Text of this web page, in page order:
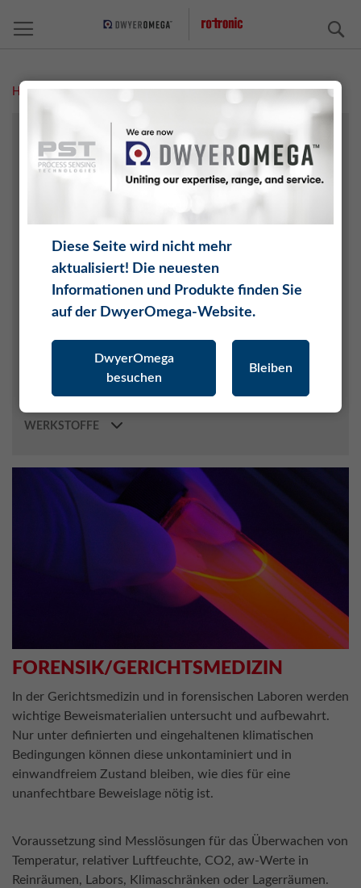
Home Forensik/Gerichtsmedizin
FORENSIK/GERICHTSMEDIZIN
In der Gerichtsmedizin und in forensischen Laboren werden
wichtige Beweismaterialien untersucht und aufbewahrt.
Nur unter definierten und eingehaltenen klimatischen
Bedingungen können diese unkontaminiert und in
einwandfreiem Zustand bleiben, wie dies für eine
unanfechtbare Beweislage nötig ist.
Voraussetzung sind Messlösungen für das Überwachen von
Temperatur, relativer Luftfeuchte, CO2, aw-Werte in
Reinräumen, Labors, Klimaschränken oder Lagerräumen.
ARCHIVE/AUSSTELLUNGEN
KLIMATECHNIK / HLK
METEOROLOGIE
WERKSTOFFE
Diese Seite wird nicht mehr
aktualisiert! Die neuesten
Informationen und Produkte finden Sie
auf der DwyerOmega-Website.
DwyerOmega
besuchen
Bleiben